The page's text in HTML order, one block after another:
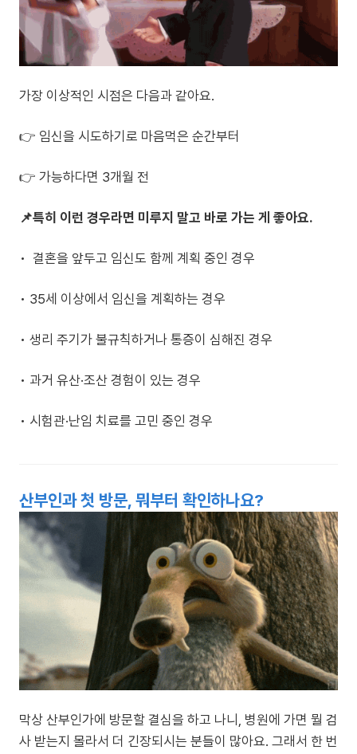
가장 이상적인 시점은 다음과 같아요.
👉 임신을 시도하기로 마음먹은 순간부터
👉 가능하다면 3개월 전
📌특히 이런 경우라면 미루지 말고 바로 가는 게 좋아요.
• 결혼을 앞두고 임신도 함께 계획 중인 경우
• 35세 이상에서 임신을 계획하는 경우
• 생리 주기가 불규칙하거나 통증이 심해진 경우
• 과거 유산·조산 경험이 있는 경우
• 시험관·난임 치료를 고민 중인 경우
산부인과 첫 방문, 뭐부터 확인하나요?
막상 산부인가에 방문할 결심을 하고 나니, 병원에 가면 뭘 검
사 받는지 몰라서 더 긴장되시는 분들이 많아요. 그래서 한 번